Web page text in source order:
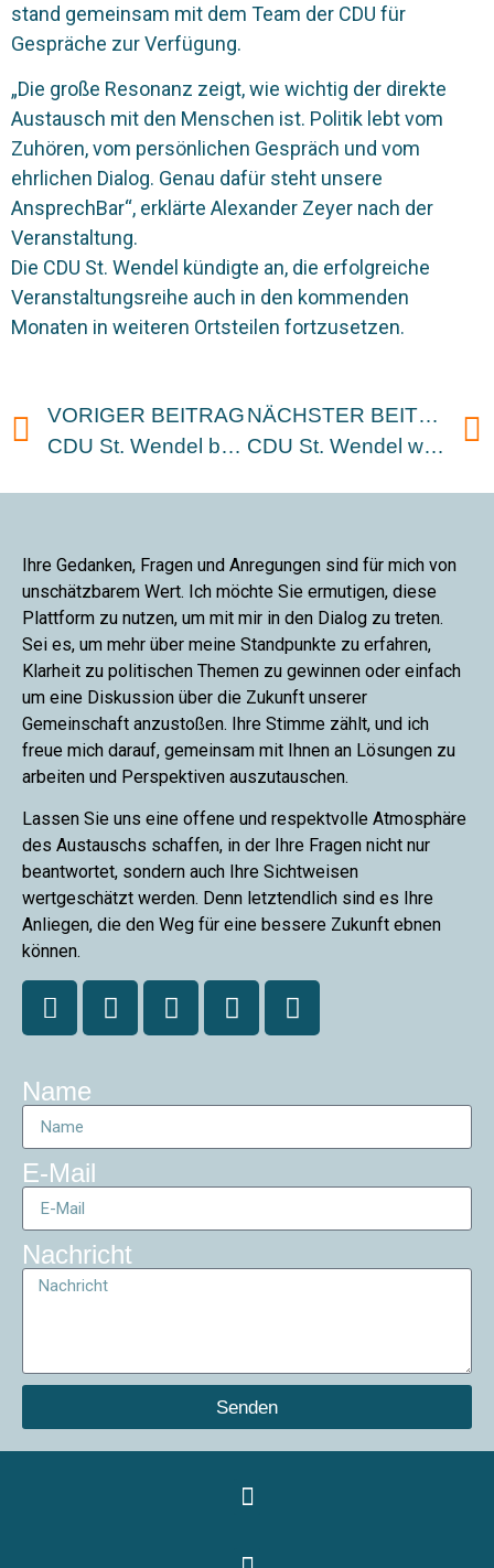
stand gemeinsam mit dem Team der CDU für
Gespräche zur Verfügung.
„Die große Resonanz zeigt, wie wichtig der direkte
Austausch mit den Menschen ist. Politik lebt vom
Zuhören, vom persönlichen Gespräch und vom
ehrlichen Dialog. Genau dafür steht unsere
AnsprechBar“, erklärte Alexander Zeyer nach der
Veranstaltung.
Die CDU St. Wendel kündigte an, die erfolgreiche
Veranstaltungsreihe auch in den kommenden
Monaten in weiteren Ortsteilen fortzusetzen.
VORIGER BEITRAG
CDU St. Wendel beschließt Zukunftsplan für die Kreisstadt
NÄCHSTER BEITRAG
CDU St. Wendel will Spielplätze moderner, attraktiver und familienfreundlicher weiterentwickeln
Ihre Gedanken, Fragen und Anregungen sind für mich von
unschätzbarem Wert. Ich möchte Sie ermutigen, diese
Plattform zu nutzen, um mit mir in den Dialog zu treten.
Sei es, um mehr über meine Standpunkte zu erfahren,
Klarheit zu politischen Themen zu gewinnen oder einfach
um eine Diskussion über die Zukunft unserer
Gemeinschaft anzustoßen. Ihre Stimme zählt, und ich
freue mich darauf, gemeinsam mit Ihnen an Lösungen zu
arbeiten und Perspektiven auszutauschen.
Lassen Sie uns eine offene und respektvolle Atmosphäre
des Austauschs schaffen, in der Ihre Fragen nicht nur
beantwortet, sondern auch Ihre Sichtweisen
wertgeschätzt werden. Denn letztendlich sind es Ihre
Anliegen, die den Weg für eine bessere Zukunft ebnen
können.
Name
E-Mail
Nachricht
Senden